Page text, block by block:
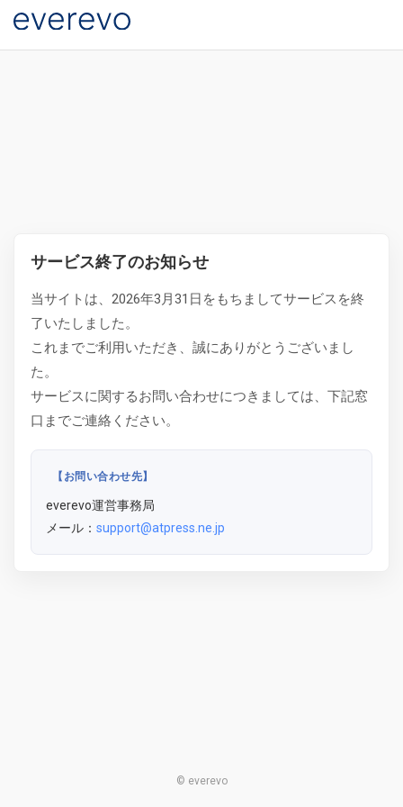
サービス終了のお知らせ
当サイトは、2026年3月31日をもちましてサービスを終
了いたしました。
これまでご利用いただき、誠にありがとうございまし
た。
サービスに関するお問い合わせにつきましては、下記窓
口までご連絡ください。
【お問い合わせ先】
everevo運営事務局
メール： support@atpress.ne.jp
© everevo